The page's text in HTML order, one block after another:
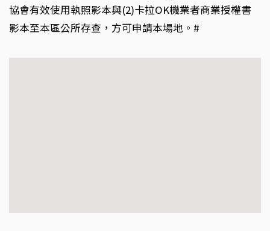
協會有效使用執照影本與(2)卡拉OK機業者商業授權書
影本至本區公所存查，方可申請本場地。#